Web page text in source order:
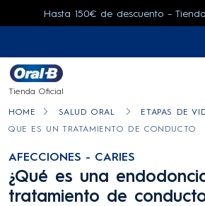
Hasta 150€ de descuento –
Tienda Oficial
HOME SALUD ORAL ETAPAS DE
QUE ES UN TRATAMIENTO DE CONDUCTO
AFECCIONES - CARIES
¿Qué es una
tratamiento de